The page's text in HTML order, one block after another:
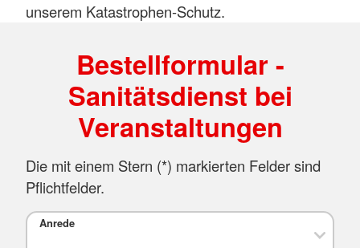
unserem Katastrophen-Schutz.
Bestellformular -
Sanitätsdienst bei
Veranstaltungen
Die mit einem Stern (*) markierten Felder sind
Pflichtfelder.
Anrede